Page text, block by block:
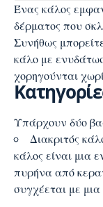
Ένας κάλος
δέρματος που
Συνήθως
κάλο με
χορηγούνται
Υπάρχουν δύο
Διακριτός
κάλος είναι μια
πυρήνα από
συγχέεται με